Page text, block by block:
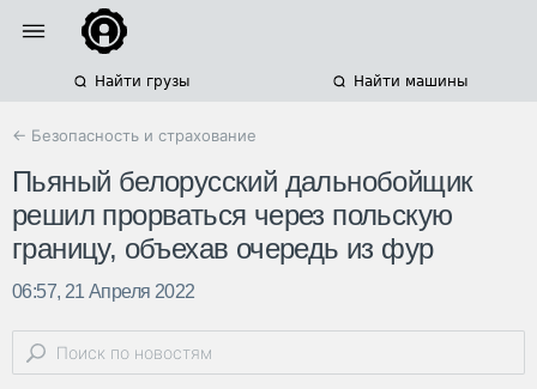
Найти грузы Найти машины
← Безопасность и страхование
Пьяный белорусский дальнобойщик
решил прорваться через польскую
границу, объехав очередь из фур
06:57, 21 Апреля 2022